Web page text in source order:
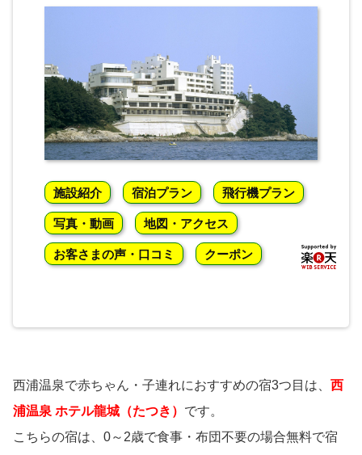
施設紹介 宿泊プラン 飛行機プラン
写真・動画 地図・アクセス
お客さまの声・口コミ クーポン
西浦温泉で赤ちゃん・子連れにおすすめの宿3つ目は、 西
浦温泉 ホテル龍城（たつき） です。
こちらの宿は、0～2歳で食事・布団不要の場合無料で宿